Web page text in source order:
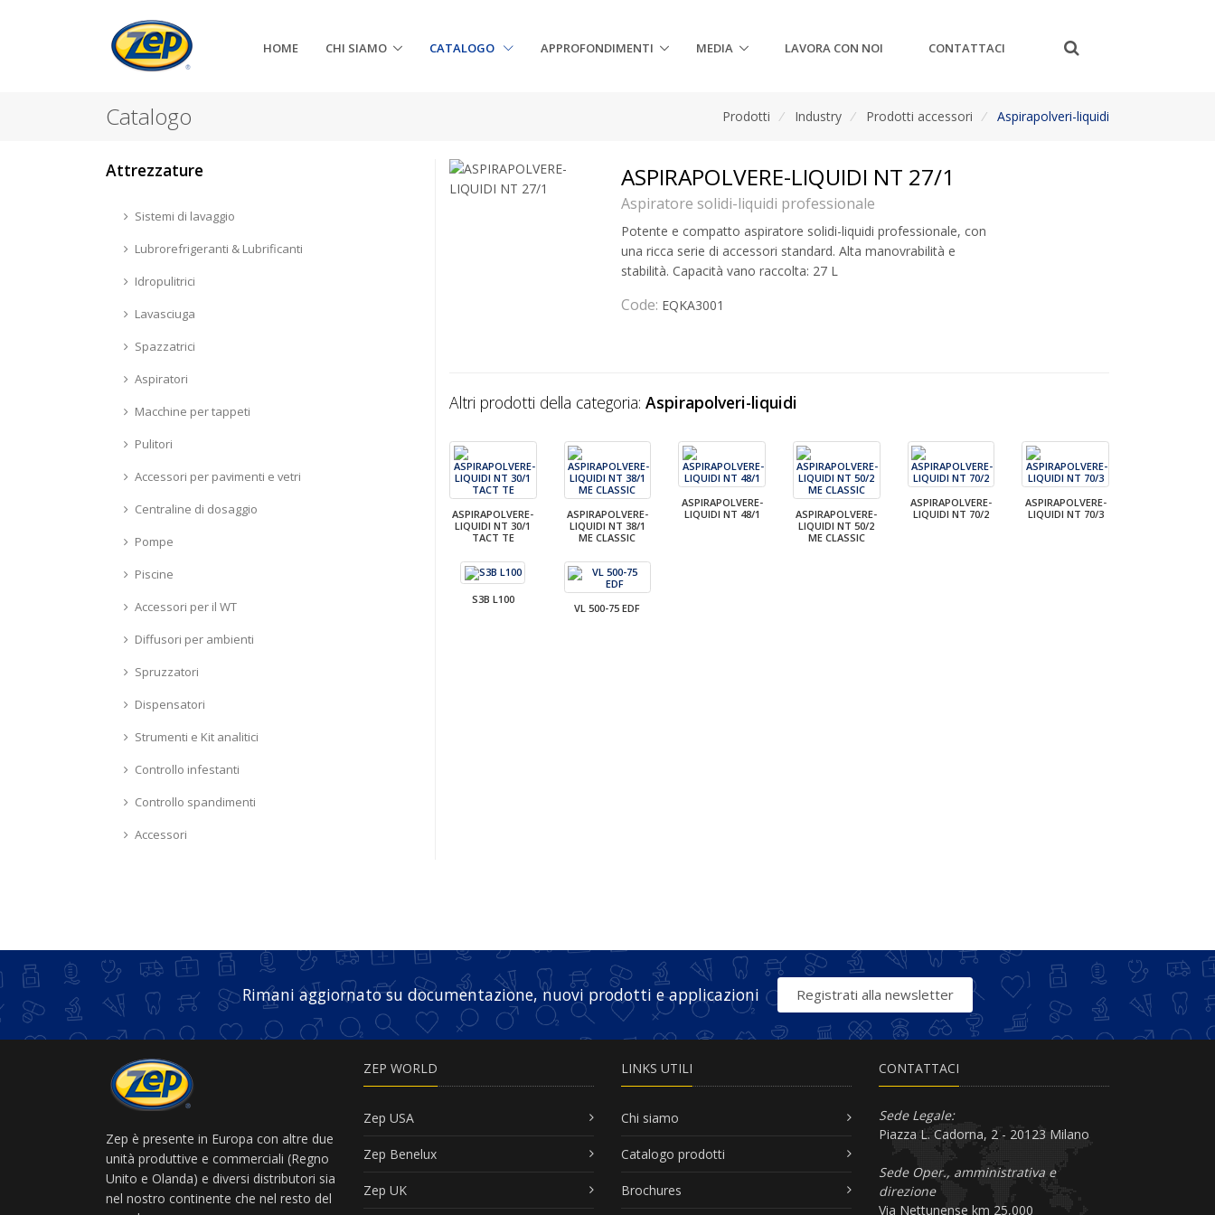
HOME CHI SIAMO CATALOGO APPROFONDIMENTI MEDIA LAVORA CON NOI CONTATTACI
Catalogo Prodotti / Industry / Prodotti accessori / Aspirapolveri-liquidi
ASPIRAPOLVERE-LIQUIDI NT 27/1
Aspiratore solidi-liquidi professionale
Potente e compatto aspiratore solidi-liquidi professionale, con
una ricca serie di accessori standard. Alta manovrabilità e
stabilità. Capacità vano raccolta: 27 L
Code: EQKA3001
Altri prodotti della categoria: Aspirapolveri-liquidi
ASPIRAPOLVERE-
LIQUIDI NT 30/1
TACT TE
ASPIRAPOLVERE-
LIQUIDI NT 38/1
ME CLASSIC
ASPIRAPOLVERE-
LIQUIDI NT 48/1
ASPIRAPOLVERE-
LIQUIDI NT 50/2
ME CLASSIC
ASPIRAPOLVERE-
LIQUIDI NT 70/2
ASPIRAPOLVERE-
LIQUIDI NT 70/3
S3B L100
VL 500-75 EDF
Attrezzature
Sistemi di lavaggio
Lubrorefrigeranti & Lubrificanti
Idropulitrici
Lavasciuga
Spazzatrici
Aspiratori
Macchine per tappeti
Pulitori
Accessori per pavimenti e vetri
Centraline di dosaggio
Pompe
Piscine
Accessori per il WT
Diffusori per ambienti
Spruzzatori
Dispensatori
Strumenti e Kit analitici
Controllo infestanti
Controllo spandimenti
Accessori
Rimani aggiornato su documentazione, nuovi prodotti e applicazioni Registrati alla newsletter
Zep è presente in Europa con altre due
unità produttive e commerciali (Regno
Unito e Olanda) e diversi distributori sia
nel nostro continente che nel resto del
ZEP WORLD
Zep USA
Zep Benelux
Zep UK
LINKS UTILI
Chi siamo
Catalogo prodotti
Brochures
CONTATTACI
Sede Legale:
Piazza L. Cadorna, 2 - 20123 Milano
Sede Oper., amministrativa e
direzione
Via Nettunense km 25,000